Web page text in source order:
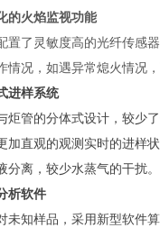
的火焰监视功能
置了灵敏度高的光纤传感
情况，如遇异常熄火情况
进样系统
炬管的分体式设计，较少
加直观的观测实时的进样
分离，较少水蒸气的干扰。
析软件
未知样品，采用新型软件